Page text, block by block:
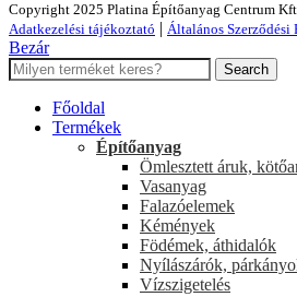
Copyright 2025 Platina Építőanyag Centrum
Adatkezelési tájékoztató | Általános Szerződési
Bezár
Search
Főoldal
Termékek
Építőanyag
Ömlesztett áruk,
Vasanyag
Falazóelemek
Kémények
Födémek, áthidalók
Nyílászárók,
Vízszigetelés